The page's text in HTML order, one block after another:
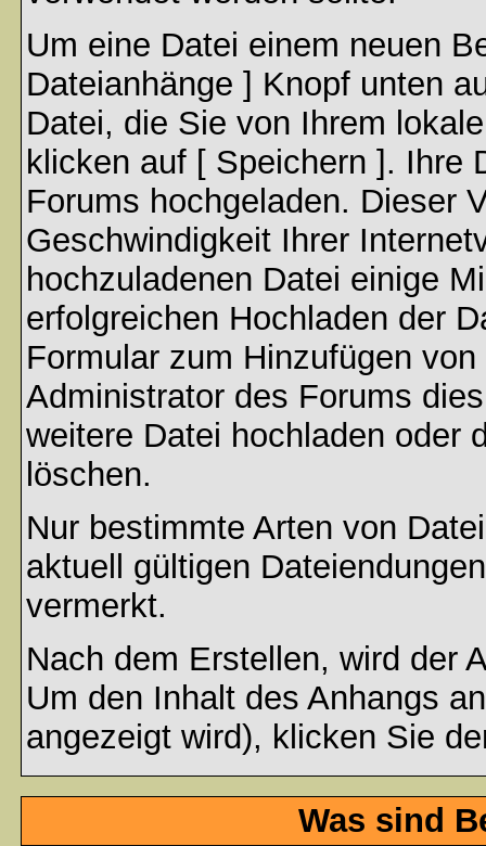
Um eine Datei einem neuen
Dateianhänge ] Knopf unten
Datei, die Sie von Ihrem
klicken auf [ Speichern ]. Ihre
Forums hochgeladen. Dieser
Geschwindigkeit Ihrer
hochzuladenen Datei einige
erfolgreichen Hochladen der
Formular zum Hinzufügen
Administrator des Forums
weitere Datei hochladen oder
löschen.
Nur bestimmte Arten von
aktuell gültigen
vermerkt.
Nach dem Erstellen, wird der
Um den Inhalt des Anhangs
angezeigt wird), klicken Sie
Was sind